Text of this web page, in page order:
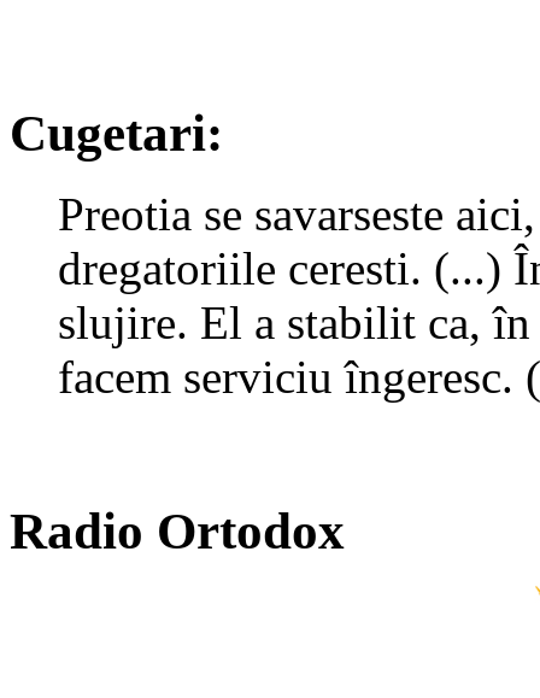
Cugetari:
Preotia se savarseste
dregatoriile ceresti. (...)
slujire. El a stabilit ca,
facem serviciu
Radio Ortodox